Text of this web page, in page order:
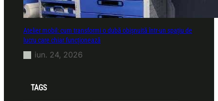
Atelier mobil: cum transformi o dubă obișnuită într-un spațiu de
lucru care chiar funcționează
iun. 24, 2026
TAGS